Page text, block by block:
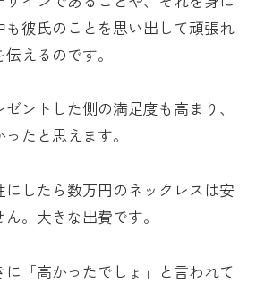
彼氏のことを思い出して頑張れ
えるのです。
ントした側の満足度も高まり、
たと思えます。
したら数万円のネックレスは安
。大きな出費です。
「高かったでしょ」と言われて